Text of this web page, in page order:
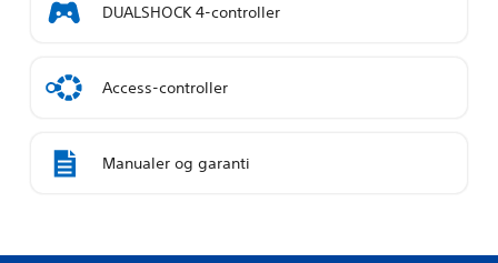
DUALSHOCK 4-controller
Access-controller
Manualer og garanti